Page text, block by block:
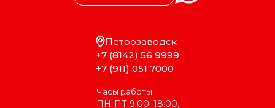
Петрозаводск
+7 (8142) 56 9999
+7 (911) 051 7000
Часы работы:
ПН-ПТ 9:00–18:00,